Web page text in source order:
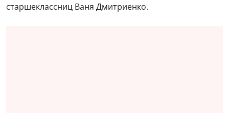
старшеклассниц Ваня Дмитриенко.